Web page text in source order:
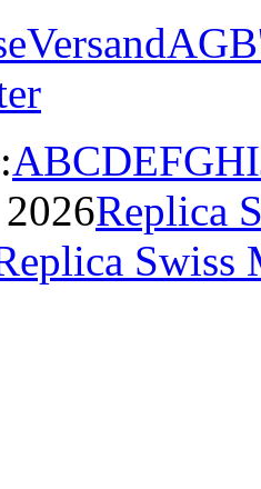
Versand
ABCDEFGHI
Replica
Swiss